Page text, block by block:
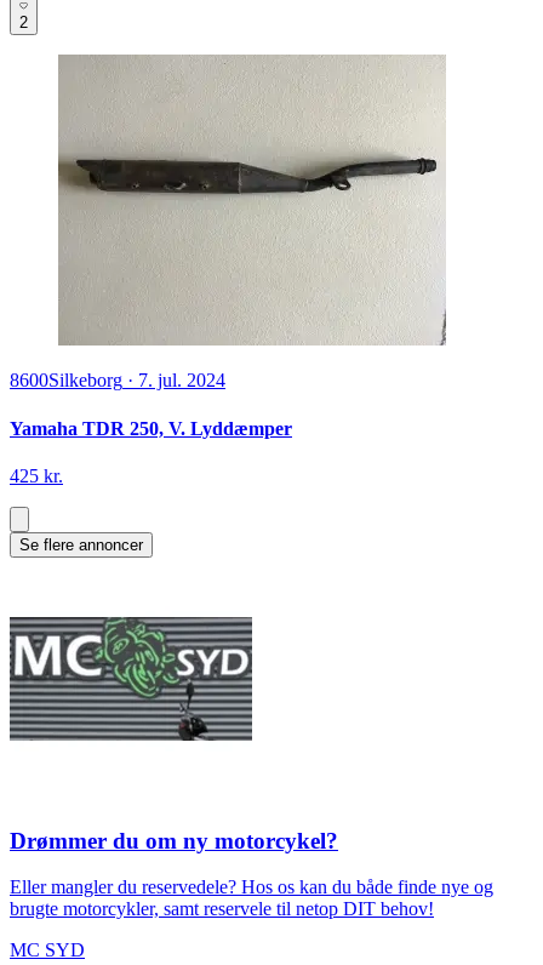
2
8600Silkeborg · 7. jul. 2024
Yamaha TDR 250, V. Lyddæmper
425 kr.
Se flere annoncer
Drømmer du om ny motorcykel?
Eller mangler du reservedele? Hos os kan du både finde nye og
brugte motorcykler, samt reservele til netop DIT behov!
MC SYD